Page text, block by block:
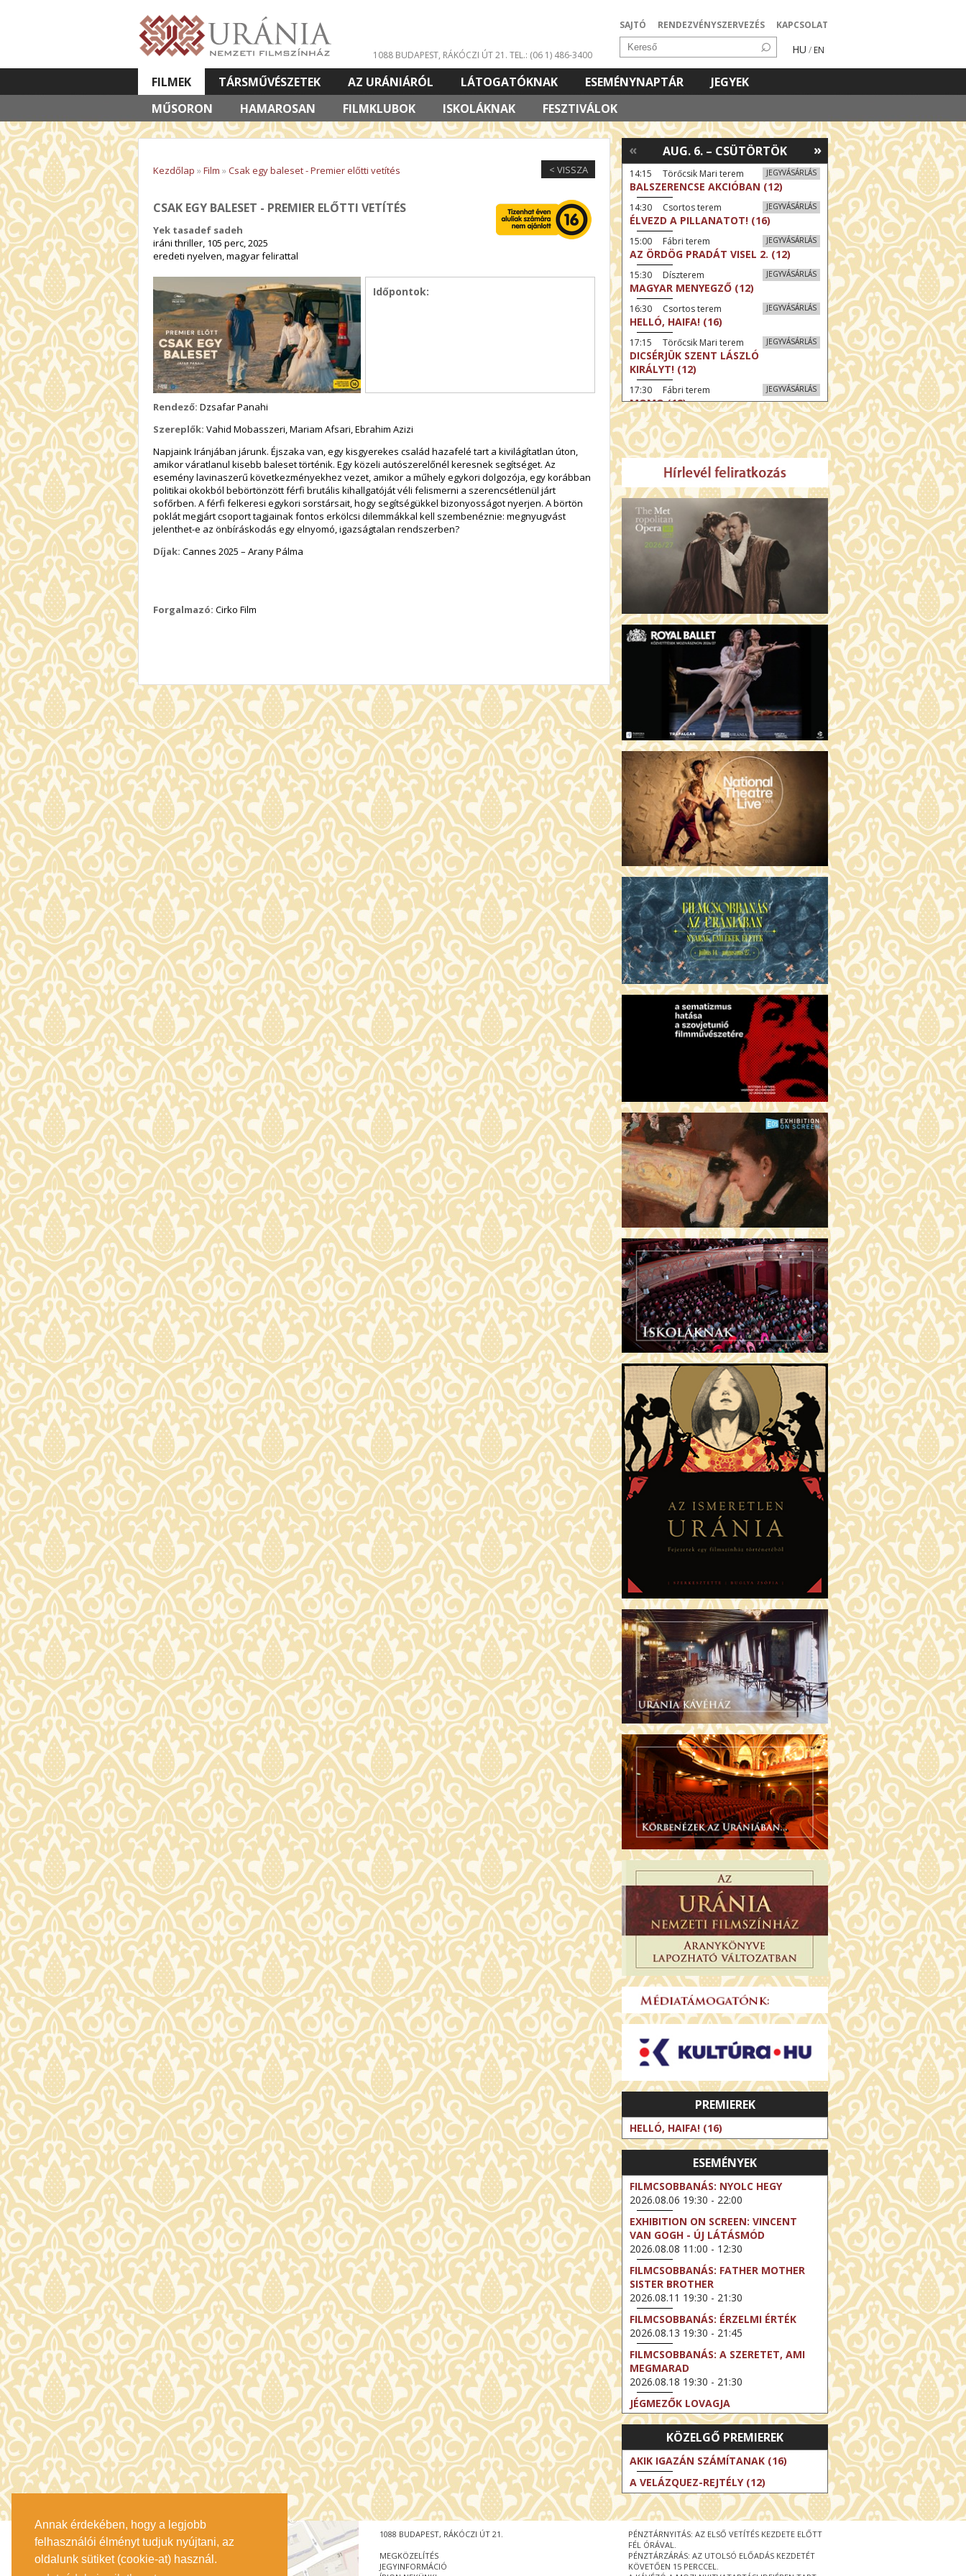
Annak érdekében, hogy a legjobb
felhasználói élményt tudjuk nyújtani, az
oldalunk sütiket (cookie-at) használ.
SAJTÓ RENDEZVÉNYSZERVEZÉS KAPCSOLAT
HU / EN
1088 BUDAPEST, RÁKÓCZI ÚT 21. TEL.: (06 1) 486-3400
FILMEK
MŰSORON
HAMAROSAN FILMKLUBOK ISKOLÁKNAK FESZTIVÁLOK
TÁRSMŰVÉSZETEK AZ URÁNIÁRÓL LÁTOGATÓKNAK ESEMÉNYNAPTÁR
JEGYEK
VETÍTETT KÉPES ELŐADÁSOK
< VISSZA
Kezdőlap »Film »Csak egy baleset - Premier előtti vetítés
CSAK EGY BALESET - PREMIER ELŐTTI VETÍTÉS
Yek tasadef sadeh
iráni thriller, 105 perc, 2025
eredeti nyelven, magyar felirattal
Időpontok:
Rendező: Dzsafar Panahi
Szereplők: Vahid Mobasszeri, Mariam Afsari, Ebrahim Azizi
Napjaink Iránjában járunk. Éjszaka van, egy kisgyerekes család hazafelé tart a kivilágítatlan úton,
amikor váratlanul kisebb baleset történik. Egy közeli autószerelőnél keresnek segítséget. Az
esemény lavinaszerű következményekhez vezet, amikor a műhely egykori dolgozója, egy korábban
politikai okokból bebörtönzött férfi brutális kihallgatóját véli felismerni a szerencsétlenül járt
sofőrben. A férfi felkeresi egykori sorstársait, hogy segítségükkel bizonyosságot nyerjen. A börtön
poklát megjárt csoport tagjainak fontos erkölcsi dilemmákkal kell szembenéznie: megnyugvást
jelenthet-e az önbíráskodás egy elnyomó, igazságtalan rendszerben?
Díjak: Cannes 2025 – Arany Pálma
Forgalmazó: Cirko Film
»
AUG. 6. – CSÜTÖRTÖK
«
JEGYVÁSÁRLÁS
14:15 Törőcsik Mari terem
BALSZERENCSE AKCIÓBAN (12)
JEGYVÁSÁRLÁS
14:30 Csortos terem
ÉLVEZD A PILLANATOT! (16)
JEGYVÁSÁRLÁS
15:00 Fábri terem
AZ ÖRDÖG PRADÁT VISEL 2. (12)
JEGYVÁSÁRLÁS
15:30 Díszterem
MAGYAR MENYEGZŐ (12)
JEGYVÁSÁRLÁS
16:30 Csortos terem
HELLÓ, HAIFA! (16)
JEGYVÁSÁRLÁS
17:15 Törőcsik Mari terem
DICSÉRJÜK SZENT LÁSZLÓ
KIRÁLYT! (12)
JEGYVÁSÁRLÁS
17:30 Fábri terem
MOMO (12)
JEGYVÁSÁRLÁS
17:30 Díszterem
SACRÉ COEUR - A SZENT SZÍV
CSODÁLATOS HATALMA (12)
JEGYVÁSÁRLÁS
18:30 Csortos terem
ODÜSSZEIA (16)
19:30 Díszterem
FILMCSOBBANÁS: NYOLC HEGY (16)
JEGYVÁSÁRLÁS
19:30 Fábri terem
A ZONGORAHANGOLÓ (16)
JEGYVÁSÁRLÁS
19:45 Törőcsik Mari terem
MIKET NEM BESZÉLEK (16)
PREMIEREK
HELLÓ, HAIFA! (16)
ESEMÉNYEK
FILMCSOBBANÁS: NYOLC HEGY
2026.08.06 19:30 - 22:00
EXHIBITION ON SCREEN: VINCENT
VAN GOGH - ÚJ LÁTÁSMÓD
2026.08.08 11:00 - 12:30
FILMCSOBBANÁS: FATHER MOTHER
SISTER BROTHER
2026.08.11 19:30 - 21:30
FILMCSOBBANÁS: ÉRZELMI ÉRTÉK
2026.08.13 19:30 - 21:45
FILMCSOBBANÁS: A SZERETET, AMI
MEGMARAD
2026.08.18 19:30 - 21:30
JÉGMEZŐK LOVAGJA
2026.08.23 16:00 - 18:30
FILMCSOBBANÁS: TÖKÉLETES NAPOK
2026.08.25 19:30 - 21:45
FILMCSOBBANÁS: IFJÚSÁG
2026.08.27 19:30 - 21:30
EXHIBITION ON SCREEN: VINCENT
VAN GOGH - ÚJ LÁTÁSMÓD
2026.08.30 11:00 - 12:30
NT LIVE / DAVID IRELAND: THE FIFTH
STEP
KÖZELGŐ PREMIEREK
AKIK IGAZÁN SZÁMÍTANAK (16)
A VELÁZQUEZ-REJTÉLY (12)
PÉNZTÁRNYITÁS: AZ ELSŐ VETÍTÉS KEZDETE ELŐTT
FÉL ÓRÁVAL.
PÉNZTÁRZÁRÁS: AZ UTOLSÓ ELŐADÁS KEZDETÉT
KÖVETŐEN 15 PERCCEL.
1088 BUDAPEST, RÁKÓCZI ÚT 21.
MEGKÖZELÍTÉS
JEGYINFORMÁCIÓ